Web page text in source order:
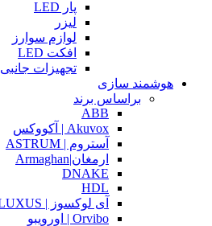
پار LED
لیزر
لوازم سوارز
افکت LED
تجهیزات جانبی
هوشمند سازی
براساس برند
ABB
Akuvox | آکووکس
آستروم | ASTRUM
ارمغان|Armaghan
DNAKE
HDL
آی لوکسوز | I LUXUS
Orvibo | اورویبو